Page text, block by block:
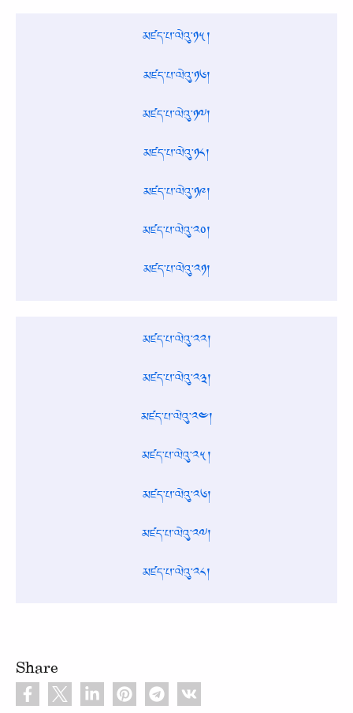
མཛད་པ་ལེའུ་༡༥།
མཛད་པ་ལེའུ་༡༦།
མཛད་པ་ལེའུ་༡༧།
མཛད་པ་ལེའུ་༡༨།
མཛད་པ་ལེའུ་༡༩།
མཛད་པ་ལེའུ་༢༠།
མཛད་པ་ལེའུ་༢༡།
མཛད་པ་ལེའུ་༢༢།
མཛད་པ་ལེའུ་༢༣།
མཛད་པ་ལེའུ་༢༤།
མཛད་པ་ལེའུ་༢༥།
མཛད་པ་ལེའུ་༢༦།
མཛད་པ་ལེའུ་༢༧།
མཛད་པ་ལེའུ་༢༨།
Share